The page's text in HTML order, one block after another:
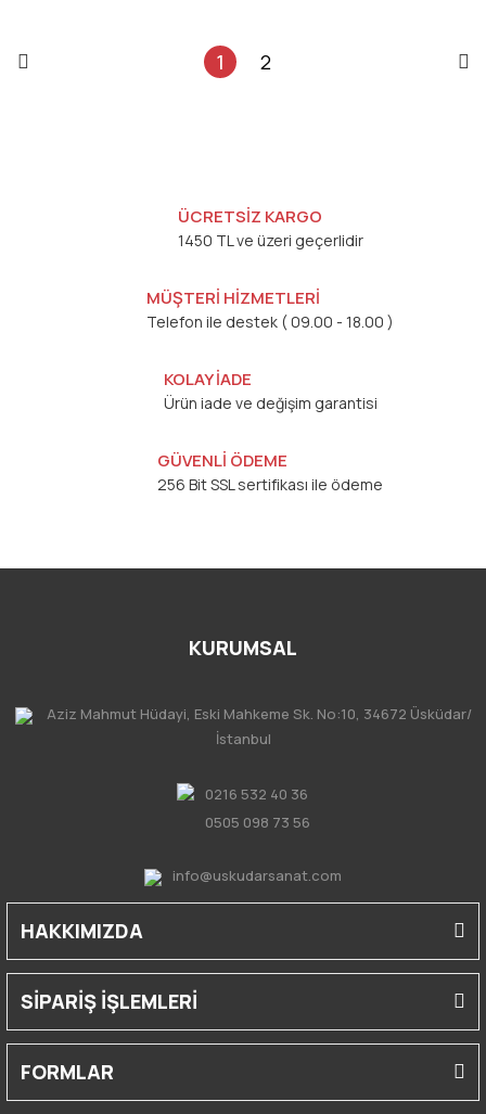
1 2
ÜCRETSİZ KARGO
1450 TL ve üzeri geçerlidir
MÜŞTERİ HİZMETLERİ
Telefon ile destek ( 09.00 - 18.00 )
KOLAY İADE
Ürün iade ve değişim garantisi
GÜVENLİ ÖDEME
256 Bit SSL sertifikası ile ödeme
KURUMSAL
Aziz Mahmut Hüdayi, Eski Mahkeme Sk. No:10, 34672 Üsküdar/
İstanbul
0216 532 40 36
0505 098 73 56
info@uskudarsanat.com
HAKKIMIZDA
SİPARİŞ İŞLEMLERİ
FORMLAR